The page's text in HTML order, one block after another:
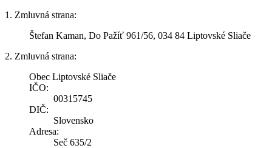
1. Zmluvná strana:
Štefan Kaman, Do Pažíť 961/56, 034 84 Liptovské Sliače
2. Zmluvná strana:
Obec Liptovské Sliače
IČO:
00315745
DIČ:
Slovensko
Adresa:
Seč 635/2